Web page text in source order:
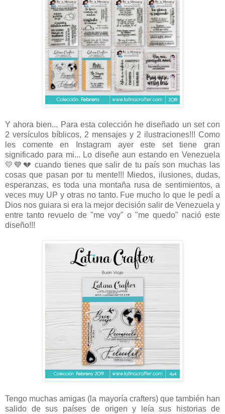
Y ahora bien... Para esta colección he diseñado un set con
2 versículos bíblicos, 2 mensajes y 2 ilustraciones!!! Como
les comente en Instagram ayer este set tiene gran
significado para mi... Lo diseñe aun estando en Venezuela
💛💙💔 cuando tienes que salir de tu país son muchas las
cosas que pasan por tu mente!!! Miedos, ilusiones, dudas,
esperanzas, es toda una montaña rusa de sentimientos, a
veces muy UP y otras no tanto. Fue mucho lo que le pedí a
Dios nos guiara si era la mejor decisión salir de Venezuela y
entre tanto revuelo de "me voy" o "me quedo" nació este
diseño!!!
Tengo muchas amigas (la mayoría crafters) que también han
salido de sus países de origen y leía sus historias de